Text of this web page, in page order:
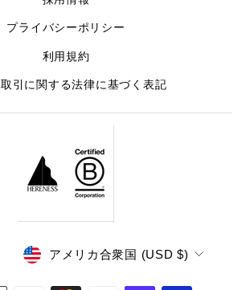
プライバシーポリシー
利用規約
引に関する法律に基づく表記
CURRENCY
アメリカ合衆国 (USD $)